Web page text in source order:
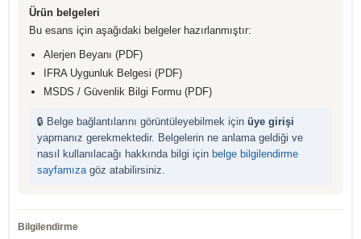
Ürün belgeleri
Bu esans için aşağıdaki belgeler hazırlanmıştır:
Alerjen Beyanı (PDF)
IFRA Uygunluk Belgesi (PDF)
MSDS / Güvenlik Bilgi Formu (PDF)
🔒 Belge bağlantılarını görüntüleyebilmek için üye girişi
yapmanız gerekmektedir. Belgelerin ne anlama geldiği ve
nasıl kullanılacağı hakkında bilgi için belge bilgilendirme
sayfamızagöz atabilirsiniz.
Bilgilendirme